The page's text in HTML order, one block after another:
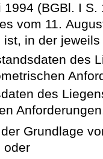
1994 (BGBl. I
vom 11.
ist, in der
des
des
Grundlage
oder